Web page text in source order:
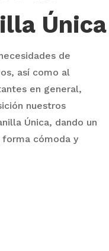
Única
de
así como al
en general,
nuestros
Única, dando un
cómoda y